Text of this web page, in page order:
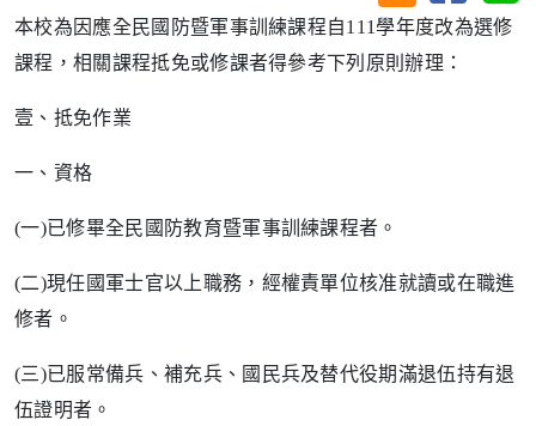
本校為因應全民國防暨軍事訓練課程自111學年度改為選修
課程，相關課程抵免或修課者得參考下列原則辦理：
壹、抵免作業
一、資格
(一)已修畢全民國防教育暨軍事訓練課程者。
(二)現任國軍士官以上職務，經權責單位核准就讀或在職進
修者。
(三)已服常備兵、補充兵、國民兵及替代役期滿退伍持有退
伍證明者。